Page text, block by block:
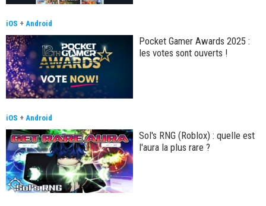
iOS + Android
Pocket Gamer Awards 2025 :
les votes sont ouverts !
iOS + Android
Sol's RNG (Roblox) : quelle est
l'aura la plus rare ?